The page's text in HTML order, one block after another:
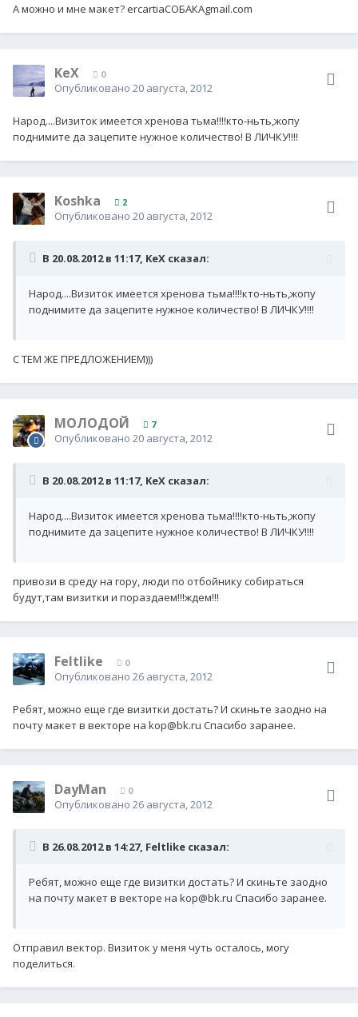
А можно и мне макет? ercartiaСОБАКАgmail.com
KeX 0
Опубликовано 20 августа, 2012
Народ....Визиток имеется хренова тьма!!!!кто-ньть,жопу
поднимите да зацепите нужное количество! В ЛИЧКУ!!!!
Koshka 2
Опубликовано 20 августа, 2012
В 20.08.2012 в 11:17, KeX сказал:
Народ....Визиток имеется хренова тьма!!!!кто-ньть,жопу
поднимите да зацепите нужное количество! В ЛИЧКУ!!!!
С ТЕМ ЖЕ ПРЕДЛОЖЕНИЕМ)))
МОЛОДОЙ 7
Опубликовано 20 августа, 2012
В 20.08.2012 в 11:17, KeX сказал:
Народ....Визиток имеется хренова тьма!!!!кто-ньть,жопу
поднимите да зацепите нужное количество! В ЛИЧКУ!!!!
привози в среду на гору, люди по отбойнику собираться
будут,там визитки и пораздаем!!!ждем!!!
Feltlike 0
Опубликовано 26 августа, 2012
Ребят, можно еще где визитки достать? И скиньте заодно на
почту макет в векторе на kop@bk.ru Спасибо заранее.
DayMan 0
Опубликовано 26 августа, 2012
В 26.08.2012 в 14:27, Feltlike сказал:
Ребят, можно еще где визитки достать? И скиньте заодно
на почту макет в векторе на kop@bk.ru Спасибо заранее.
Отправил вектор. Визиток у меня чуть осталось, могу
поделиться.